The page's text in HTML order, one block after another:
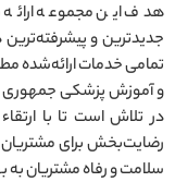
هدف این مجموعه ارائه
جدیدترین و
و آموزش پزشکی جمهوری
در تلاش است تا با
رضایت‌بخش برای
سلامت و رفاه مشتریان